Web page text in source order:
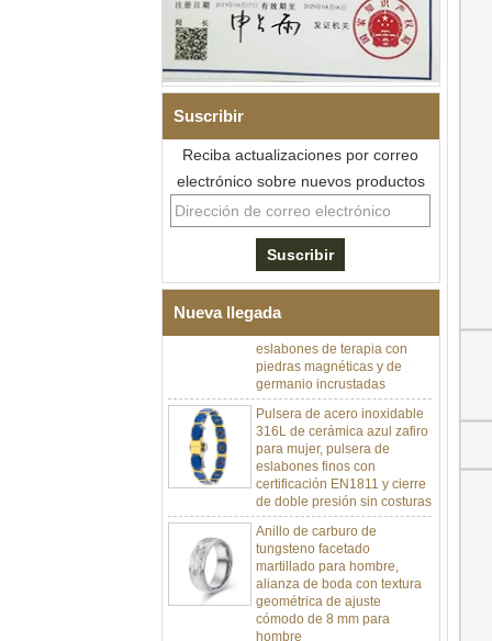
Suscribir
Reciba actualizaciones por correo
electrónico sobre nuevos productos
Nueva llegada
Pulsera de eslabones I de
cerámica con circonita negra
para hombre, cierre
empuje 316L, pulsera de
eslabones de terapia con
piedras magnéticas y de
germanio incrustadas
Pulsera de acero inoxidable
316L de cerámica azul zafiro
para mujer, pulsera de
eslabones finos con
certificación EN1811 y cierre
de doble presión sin costuras
Anillo de carburo de
tungsteno facetado
martillado para hombre,
alianza de boda con textura
geométrica de ajuste
cómodo de 8 mm para
hombre